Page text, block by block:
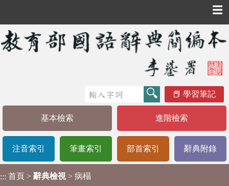
☰
學習筆記
基本檢索 進階檢索
注音索引 筆畫索引 部首索引 辭典附錄
::: 首頁 > 辭典檢視 > 病榻